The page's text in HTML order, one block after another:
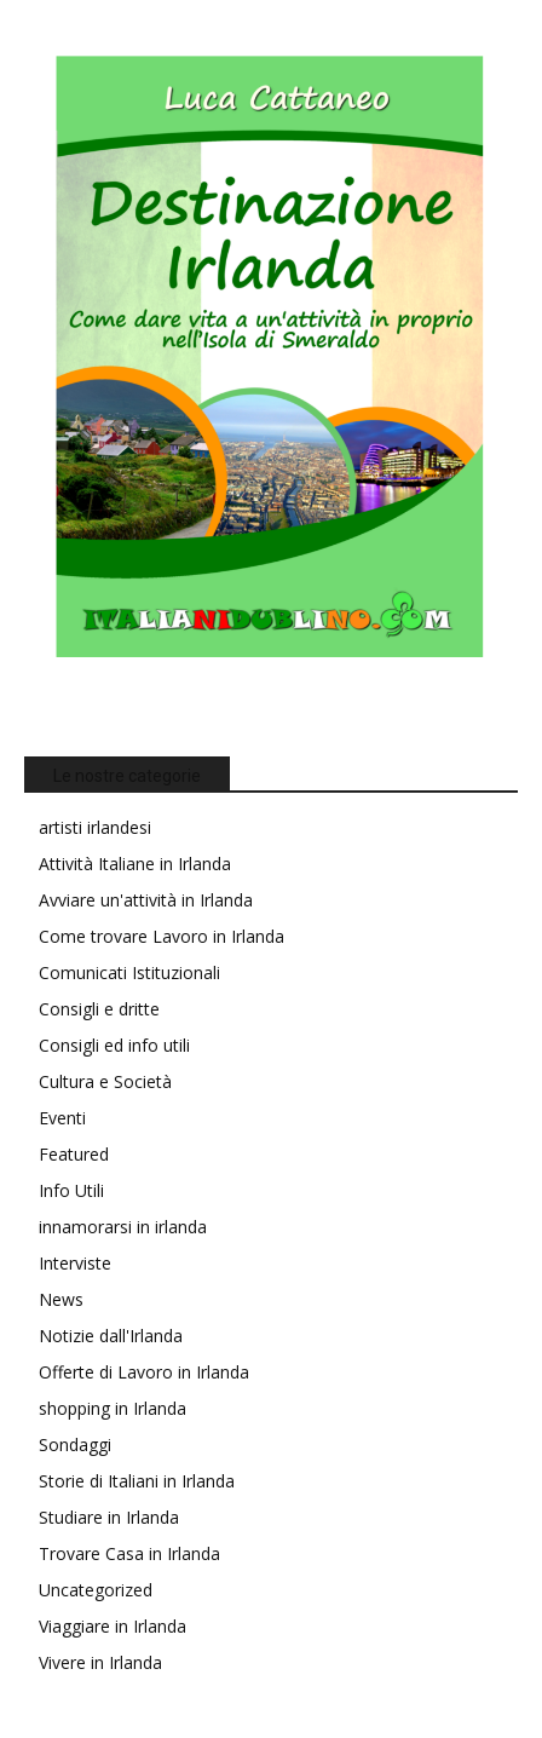
artisti irlandesi
Attività Italiane in Irlanda
Avviare un'attività in Irlanda
Come trovare Lavoro in Irlanda
Comunicati Istituzionali
Consigli e dritte
Consigli ed info utili
Cultura e Società
Eventi
Featured
Info Utili
innamorarsi in irlanda
Interviste
News
Notizie dall'Irlanda
Offerte di Lavoro in Irlanda
shopping in Irlanda
Sondaggi
Storie di Italiani in Irlanda
Studiare in Irlanda
Trovare Casa in Irlanda
Uncategorized
Viaggiare in Irlanda
Vivere in Irlanda